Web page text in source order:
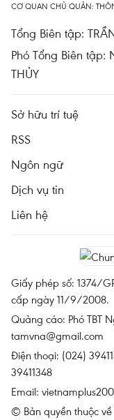
CƠ QUAN CHỦ QUẢN:
Tổng Biên tập:
Phó Tổng Biên tập:
THỦY
Sở hữu trí tuệ
RSS
Ngôn ngữ
Dịch vụ tin
Liên hệ
Giấy phép số: 1374/
cấp ngày 11/9/2008.
Quảng cáo: Phó TBT
tamvna@gmail.com
Điện thoại: (024)
39411348
Email:
© Bản quyền thuộc về